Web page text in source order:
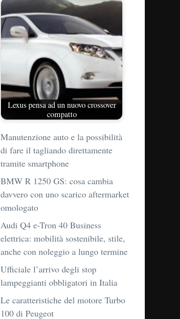
Lexus pensa ad un nuovo crossover
compatto
Manutenzione auto e la possibilità
di fare il tagliando direttamente
tramite smartphone
BMW R 1250 GS: cosa cambia
davvero con uno scarico aftermarket
omologato
Audi Q4 e-Tron 40 Business
elettrica: mobilità sostenibile, stile,
anche con noleggio a lungo termine
Ufficiale l’arrivo degli stop
lampeggianti obbligatori in Italia
Le caratteristiche del motore Turbo
100 di Peugeot